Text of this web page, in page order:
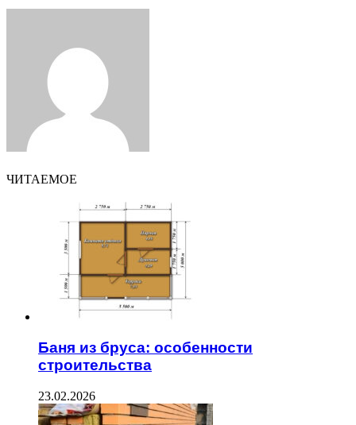
ЧИТАЕМОЕ
Баня из бруса: особенности
строительства
23.02.2026